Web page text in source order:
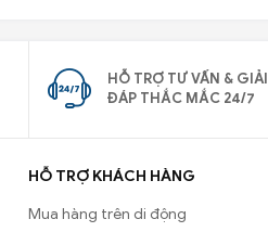
HỖ TRỢ TƯ VẤN & GIẢI
ĐÁP THẮC MẮC 24/7
HỖ TRỢ KHÁCH HÀNG
Mua hàng trên di động